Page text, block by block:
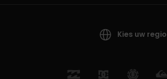
Kies uw regio